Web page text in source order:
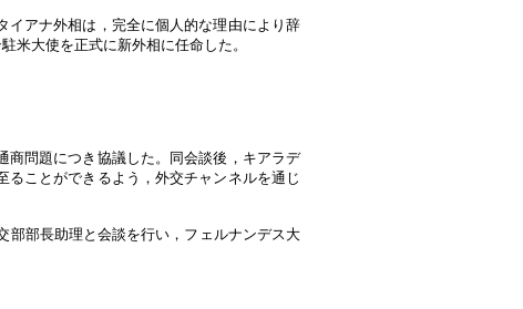
イアナ外相は，完全に個人的な理由により辞
米大使を正式に新外相に任命した。
商問題につき協議した。同会談後，キアラデ
ことができるよう，外交チャンネルを通じ
部部長助理と会談を行い，フェルナンデス大